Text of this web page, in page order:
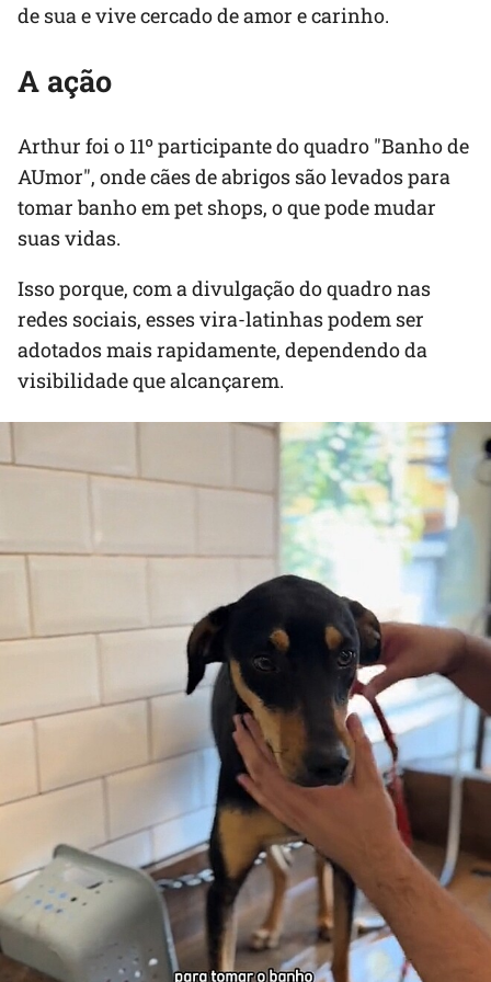
de sua e vive cercado de amor e carinho.
A ação
Arthur foi o 11º participante do quadro "Banho de
AUmor", onde cães de abrigos são levados para
tomar banho em pet shops, o que pode mudar
suas vidas.
Isso porque, com a divulgação do quadro nas
redes sociais, esses vira-latinhas podem ser
adotados mais rapidamente, dependendo da
visibilidade que alcançarem.